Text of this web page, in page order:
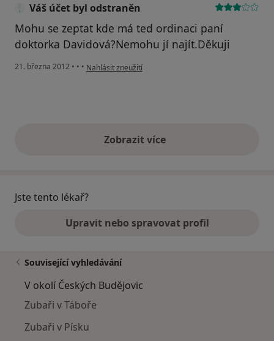
Váš účet byl odstraněn
Mohu se zeptat kde má ted ordinaci paní
doktorka Davidová?Nemohu jí najít.Děkuji
21. března 2012 • • • podle názoru uživatele Váš účet byl odstraněn
Nahlásit zneužití
Zobrazit vícevýše uvedené názory
Jste tento lékař?
Upravit nebo spravovat profil
Související vyhledávání
V okolí Českých Budějovic
Zubaři v Táboře
Zubaři v Písku